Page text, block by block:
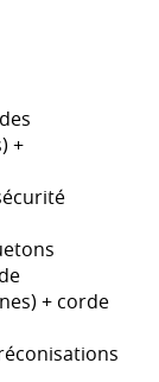
+
+ corde